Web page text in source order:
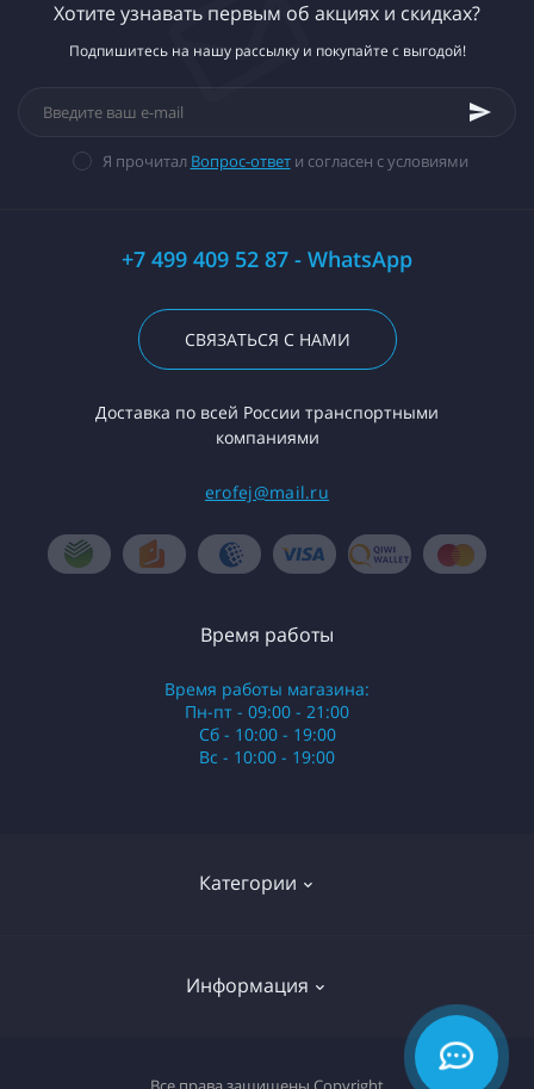
Хотите узнавать первым об акциях и скидках?
Подпишитесь на нашу рассылку и покупайте с выгодой!
Я прочитал Вопрос-ответи согласен с условиями
+7 499 409 52 87 - WhatsApp
СВЯЗАТЬСЯ С НАМИ
Доставка по всей России транспортными
компаниями
erofej@mail.ru
Категории
Информация
Время работы
Время работы магазина:
Пн-пт - 09:00 - 21:00
Сб - 10:00 - 19:00
Вс - 10:00 - 19:00